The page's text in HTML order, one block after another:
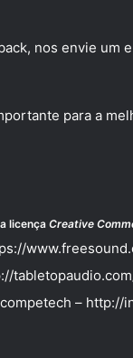
nos envie um
para a
licença Creative
– http://